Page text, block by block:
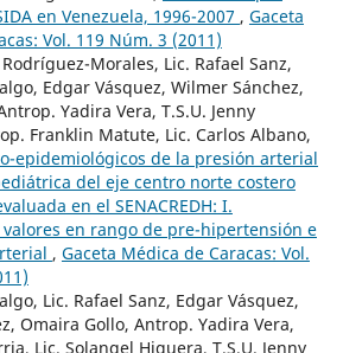
en Venezuela, 1996-2007 , Gaceta
Vol. 119 Núm. 3 (2011)
Morales, Lic. Rafael Sanz,
Edgar Vásquez, Wilmer Sánchez,
Yadira Vera, T.S.U. Jenny
Franklin Matute, Lic. Carlos Albano,
epidemiológicos de la presión arterial
del eje centro norte costero
en el SENACREDH: I.
valores en rango de pre-hipertensión e
, Gaceta Médica de Caracas: Vol.
Lic. Rafael Sanz, Edgar Vásquez,
Omaira Gollo, Antrop. Yadira Vera,
Lic. Solangel Higuera, T.S.U. Jenny